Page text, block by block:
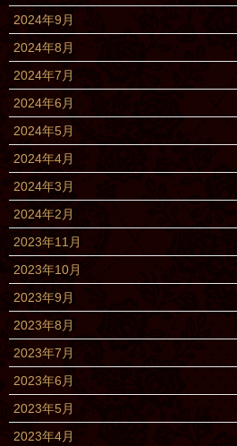
2024年9月
2024年8月
2024年7月
2024年6月
2024年5月
2024年4月
2024年3月
2024年2月
2023年11月
2023年10月
2023年9月
2023年8月
2023年7月
2023年6月
2023年5月
2023年4月